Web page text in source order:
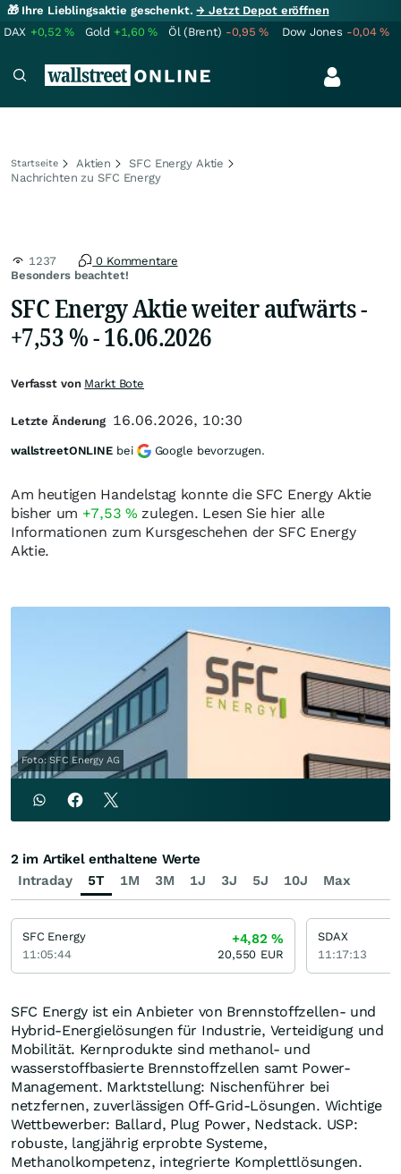
🎁 Ihre Lieblingsaktie geschenkt.→ Jetzt Depot eröffnen
DAX +0,52% Gold +1,60% Öl (Brent) -0,95% Dow Jones -0,04%
Startseite Aktien
SFC Energy Aktie
Nachrichten zu SFC Energy
Besonders beachtet!
1237 0 Kommentare
SFC Energy Aktie weiter aufwärts -
+7,53 % - 16.06.2026
Am heutigen Handelstag konnte die SFC Energy Aktie
bisher um +7,53 % zulegen. Lesen Sie hier alle
Informationen zum Kursgeschehen der SFC Energy
Aktie.
Foto: SFC Energy AG
SFC Energy ist ein Anbieter von Brennstoffzellen- und
Hybrid-Energielösungen für Industrie, Verteidigung und
Mobilität. Kernprodukte sind methanol- und
wasserstoffbasierte Brennstoffzellen samt Power-
Management. Marktstellung: Nischenführer bei
netzfernen, zuverlässigen Off-Grid-Lösungen. Wichtige
Wettbewerber: Ballard, Plug Power, Nedstack. USP:
robuste, langjährig erprobte Systeme,
Methanolkompetenz, integrierte Komplettlösungen.
Verfasst von Markt Bote
Letzte Änderung 16.06.2026, 10:30
wallstreetONLINE bei Google bevorzugen.
Intraday 5T 1M 3M 1J 3J 5J 10J Max
2 im Artikel enthaltene Werte
SFC Energy
11:05:44
+4,82%
20,550 EUR
SDAX
11:17:13